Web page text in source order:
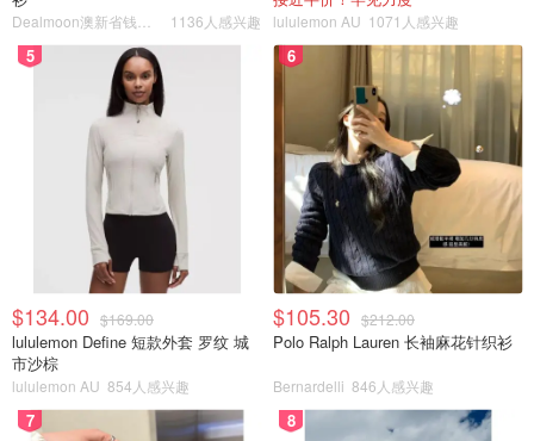
1136人感兴趣 lululemon AU 1071人感兴趣
5
$134.00 $169.00
lululemon Define 短款外套 罗纹 城
市沙棕
lululemon AU 854人感兴趣
6
$105.30 $212.00
Polo Ralph Lauren 长袖麻花针织衫
Bernardelli 846人感兴趣
7 8